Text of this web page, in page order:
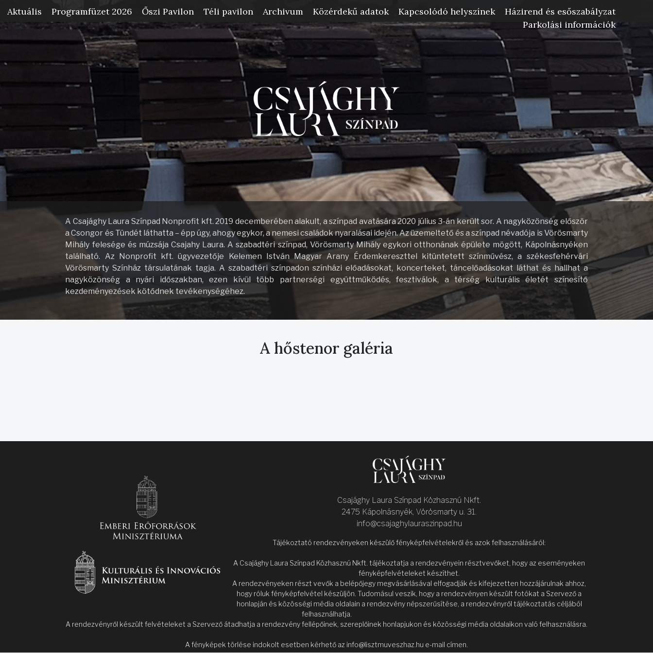
A Csajághy Laura Színpad Nonprofit kft. 2019 decemberében alakult, a színpad avatására 2020 július 3-án került sor. A nagyközönség először
a Csongor és Tündét láthatta – épp úgy, ahogy egykor, a nemesi családok nyaralásai idején. Az üzemeltető és a színpad névadója is Vörösmarty
Mihály felesége és múzsája Csajahy Laura. A szabadtéri színpad, Vörösmarty Mihály egykori otthonának épülete mögött, Kápolnásnyéken
található. Az Nonprofit kft. ügyvezetője Kelemen István Magyar Arany Érdemkereszttel kitüntetett színművész, a székesfehérvári
Vörösmarty Színház társulatának tagja. A szabadtéri színpadon színházi előadásokat, koncerteket, táncelőadásokat láthat és hallhat a
nagyközönség a nyári időszakban, ezen kívül több partnerségi együttműködés, fesztiválok, a térség kulturális életét színesítő
kezdeményezések kötődnek tevékenységéhez.
Aktuális Programfüzet 2026 Őszi Pavilon Téli pavilon Archivum Közérdekű adatok Kapcsolódó helyszínek
Házirend és esőszabályzat
Parkolási információk
A hőstenor galéria
Csajághy Laura Színpad Közhasznú Nkft.
2475 Kápolnásnyék, Vörösmarty u. 31.
info@csajaghylauraszinpad.hu
Tájékoztató rendezvényeken készülő fényképfelvételekről és azok felhasználásáról:
A Csajághy Laura Színpad Közhasznú Nkft. tájékoztatja a rendezvényein résztvevőket, hogy az eseményeken
fényképfelvételeket készíthet.
A rendezvényeken részt vevők a belépőjegy megvásárlásával elfogadják és kifejezetten hozzájárulnak ahhoz,
hogy róluk fényképfelvétel készüljön. Tudomásul veszik, hogy a rendezvényen készült fotókat a Szervező a
honlapján és közösségi média oldalain a rendezvény népszerűsítése, a rendezvényről tájékoztatás céljából
felhasználhatja.
A rendezvényről készült felvételeket a Szervező átadhatja a rendezvény fellépőinek, szereplőinek honlapjukon és közösségi média oldalaikon való felhasználásra.
A fényképek törlése indokolt esetben kérhető az info@lisztmuveszhaz.hu e-mail címen.